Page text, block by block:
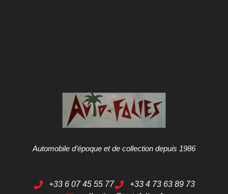
Automobile d’époque et de collection depuis 1986
+33 6 07 45 55 77
+33 4 73 63 89 73